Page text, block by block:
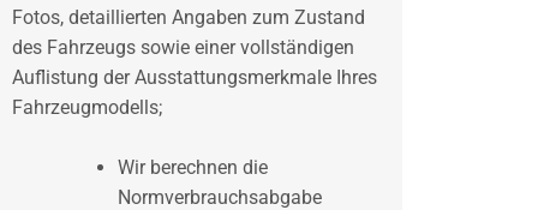
Fotos, detaillierten Angaben zum Zustand
des Fahrzeugs sowie einer vollständigen
Auflistung der Ausstattungsmerkmale Ihres
Fahrzeugmodells;
Wir berechnen die
Normverbrauchsabgabe